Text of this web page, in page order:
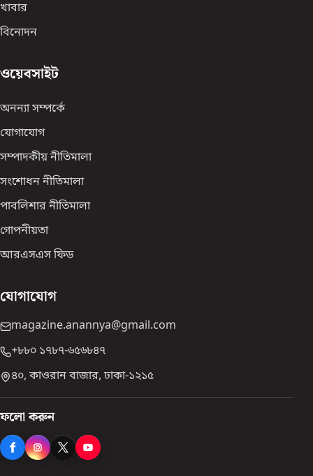
খাবার
বিনোদন
ওয়েবসাইট
অনন্যা সম্পর্কে
যোগাযোগ
সম্পাদকীয় নীতিমালা
সংশোধন নীতিমালা
পাবলিশার নীতিমালা
গোপনীয়তা
আরএসএস ফিড
যোগাযোগ
magazine.anannya@gmail.com
+৮৮০ ১৭৮৭-৬৫৬৮৪৭
৪০, কাওরান বাজার, ঢাকা-১২১৫
ফলো করুন